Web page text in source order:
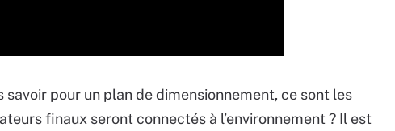
savoir pour un plan de dimensionnement, ce sont les
finaux seront connectés à l’environnement ? Il est